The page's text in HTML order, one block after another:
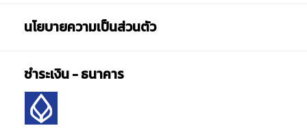
นโยบายความเป็นส่วนตัว
ชำระเงิน - ธนาคาร